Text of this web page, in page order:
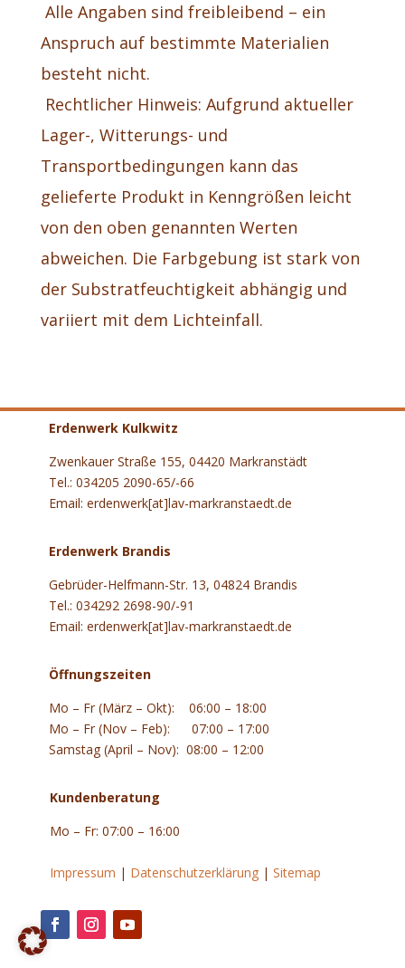
Alle Angaben sind freibleibend – ein
Anspruch auf bestimmte Materialien
besteht nicht.
Rechtlicher Hinweis: Aufgrund aktueller
Lager-, Witterungs- und
Transportbedingungen kann das
gelieferte Produkt in Kenngrößen leicht
von den oben genannten Werten
abweichen. Die Farbgebung ist stark von
der Substratfeuchtigkeit abhängig und
variiert mit dem Lichteinfall.
Erdenwerk Kulkwitz
Zwenkauer Straße 155, 04420 Markranstädt
Tel.: 034205 2090-65/-66
Email: erdenwerk[at]lav-markranstaedt.de
Erdenwerk Brandis
Gebrüder-Helfmann-Str. 13, 04824 Brandis
Tel.: 034292 2698-90/-91
Email: erdenwerk[at]lav-markranstaedt.de
Öffnungszeiten
Mo – Fr (März – Okt): 06:00 – 18:00
Mo – Fr (Nov – Feb): 07:00 – 17:00
Samstag (April – Nov): 08:00 – 12:00
Kundenberatung
Mo – Fr: 07:00 – 16:00
Impressum | Datenschutzerklärung| Sitemap